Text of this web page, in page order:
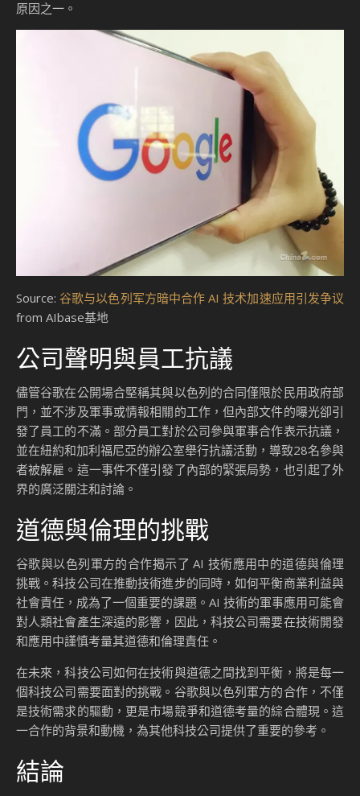
原因之一。
Source: 谷歌与以色列军方暗中合作 AI 技术加速应用引发争议
from AIbase基地
公司聲明與員工抗議
儘管谷歌在公開場合堅稱其與以色列的合同僅限於民用政府部
門，並不涉及軍事或情報相關的工作，但內部文件的曝光卻引
發了員工的不滿。部分員工對於公司參與軍事合作表示抗議，
並在紐約和加利福尼亞的辦公室舉行抗議活動，導致28名參與
者被解雇。這一事件不僅引發了內部的緊張局勢，也引起了外
界的廣泛關注和討論。
道德與倫理的挑戰
谷歌與以色列軍方的合作揭示了 AI 技術應用中的道德與倫理
挑戰。科技公司在推動技術進步的同時，如何平衡商業利益與
社會責任，成為了一個重要的課題。AI 技術的軍事應用可能會
對人類社會產生深遠的影響，因此，科技公司需要在技術開發
和應用中謹慎考量其道德和倫理責任。
在未來，科技公司如何在技術與道德之間找到平衡，將是每一
個科技公司需要面對的挑戰。谷歌與以色列軍方的合作，不僅
是技術需求的驅動，更是市場競爭和道德考量的綜合體現。這
一合作的背景和動機，為其他科技公司提供了重要的參考。
結論